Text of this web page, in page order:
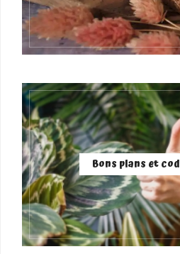
Bons plans et